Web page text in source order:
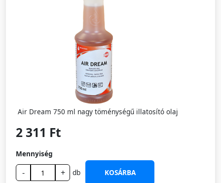
Air Dream 750 ml nagy töménységű illatosító olaj
2 311 Ft
Mennyiség
- + db
KOSÁRBA